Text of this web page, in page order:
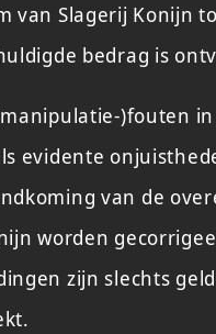
van Slagerij Konijn
bedrag is
)fouten
evidente
van de
worden
zijn slechts